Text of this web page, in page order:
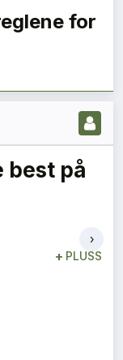
HER
for
+ PLUSS
best på
›